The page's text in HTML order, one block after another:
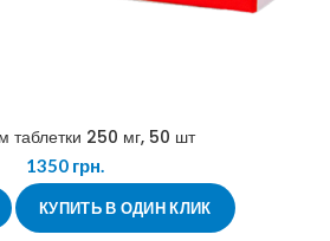
таблетки 250 мг, 50 шт
1350 грн.
КУПИТЬ В ОДИН КЛИК